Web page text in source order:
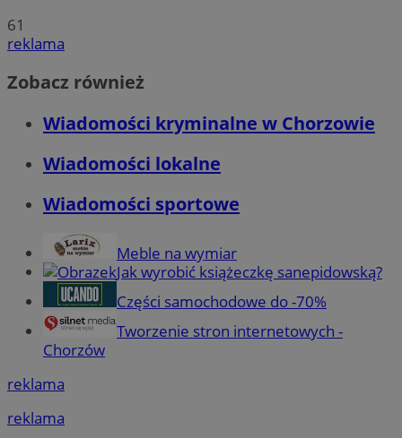
61
reklama
Zobacz również
Wiadomości kryminalne w Chorzowie
Wiadomości lokalne
Wiadomości sportowe
Meble na wymiar
Jak wyrobić książeczkę sanepidowską?
Części samochodowe do -70%
Tworzenie stron internetowych -
Chorzów
reklama
reklama